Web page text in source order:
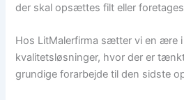
der skal opsættes filt eller
Hos LitMalerfirma sætter vi en ære i
kvalitetsløsninger, hvor der er
grundige forarbejde til den sidste